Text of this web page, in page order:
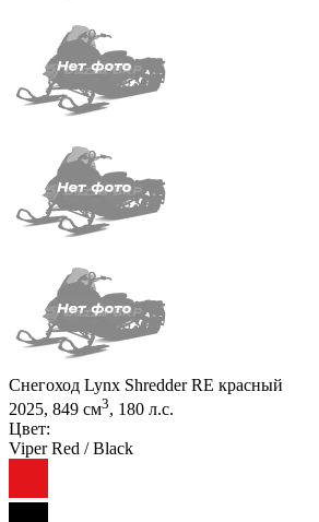
Снегоход Lynx Shredder RE красный
2025, 849 см3, 180 л.с.
Цвет:
Viper Red / Black